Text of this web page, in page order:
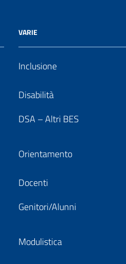
VARIE
Inclusione
Disabilità
DSA – Altri BES
Orientamento
Docenti
Genitori/Alunni
Modulistica